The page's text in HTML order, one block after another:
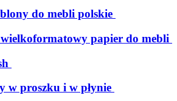
do mebli polskie
papier do mebli
w proszku i w płynie